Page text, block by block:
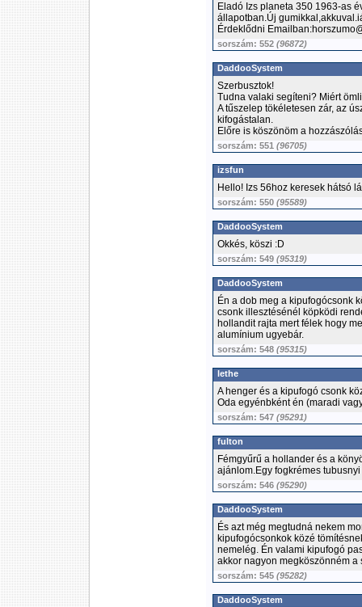
Eladó Izs planeta 350 1963-as
állapotban.Új
Érdeklődni
sorszám: 552 (96872)
DaddooSystem
Szerbusztok!
Tudna valaki segíteni? Miért
A tűszelep tökéletesen zár, az
kifogástalan.
Előre is köszönöm a
sorszám: 551 (96705)
izsfun
Hello! Izs 56hoz keresek hátsó
sorszám: 550 (95589)
DaddooSystem
Okkés, köszi :D
sorszám: 549 (95319)
DaddooSystem
Én a dob meg a kipufogócsonk
csonk illesztésénél köpködi
hollandit rajta mert félek hogy
alumínium ugyebár.
sorszám: 548 (95315)
lethe
A henger és a kipufogó csonk
Oda egyénbként én (maradi
sorszám: 547 (95291)
fulton
Fémgyűrű a hollander és a
ajánlom.Egy fogkrémes
sorszám: 546 (95290)
DaddooSystem
És azt még megtudná nekem
kipufogócsonkok közé
nemelég. Én valami kipufogó
akkor nagyon megköszönném a
sorszám: 545 (95282)
DaddooSystem